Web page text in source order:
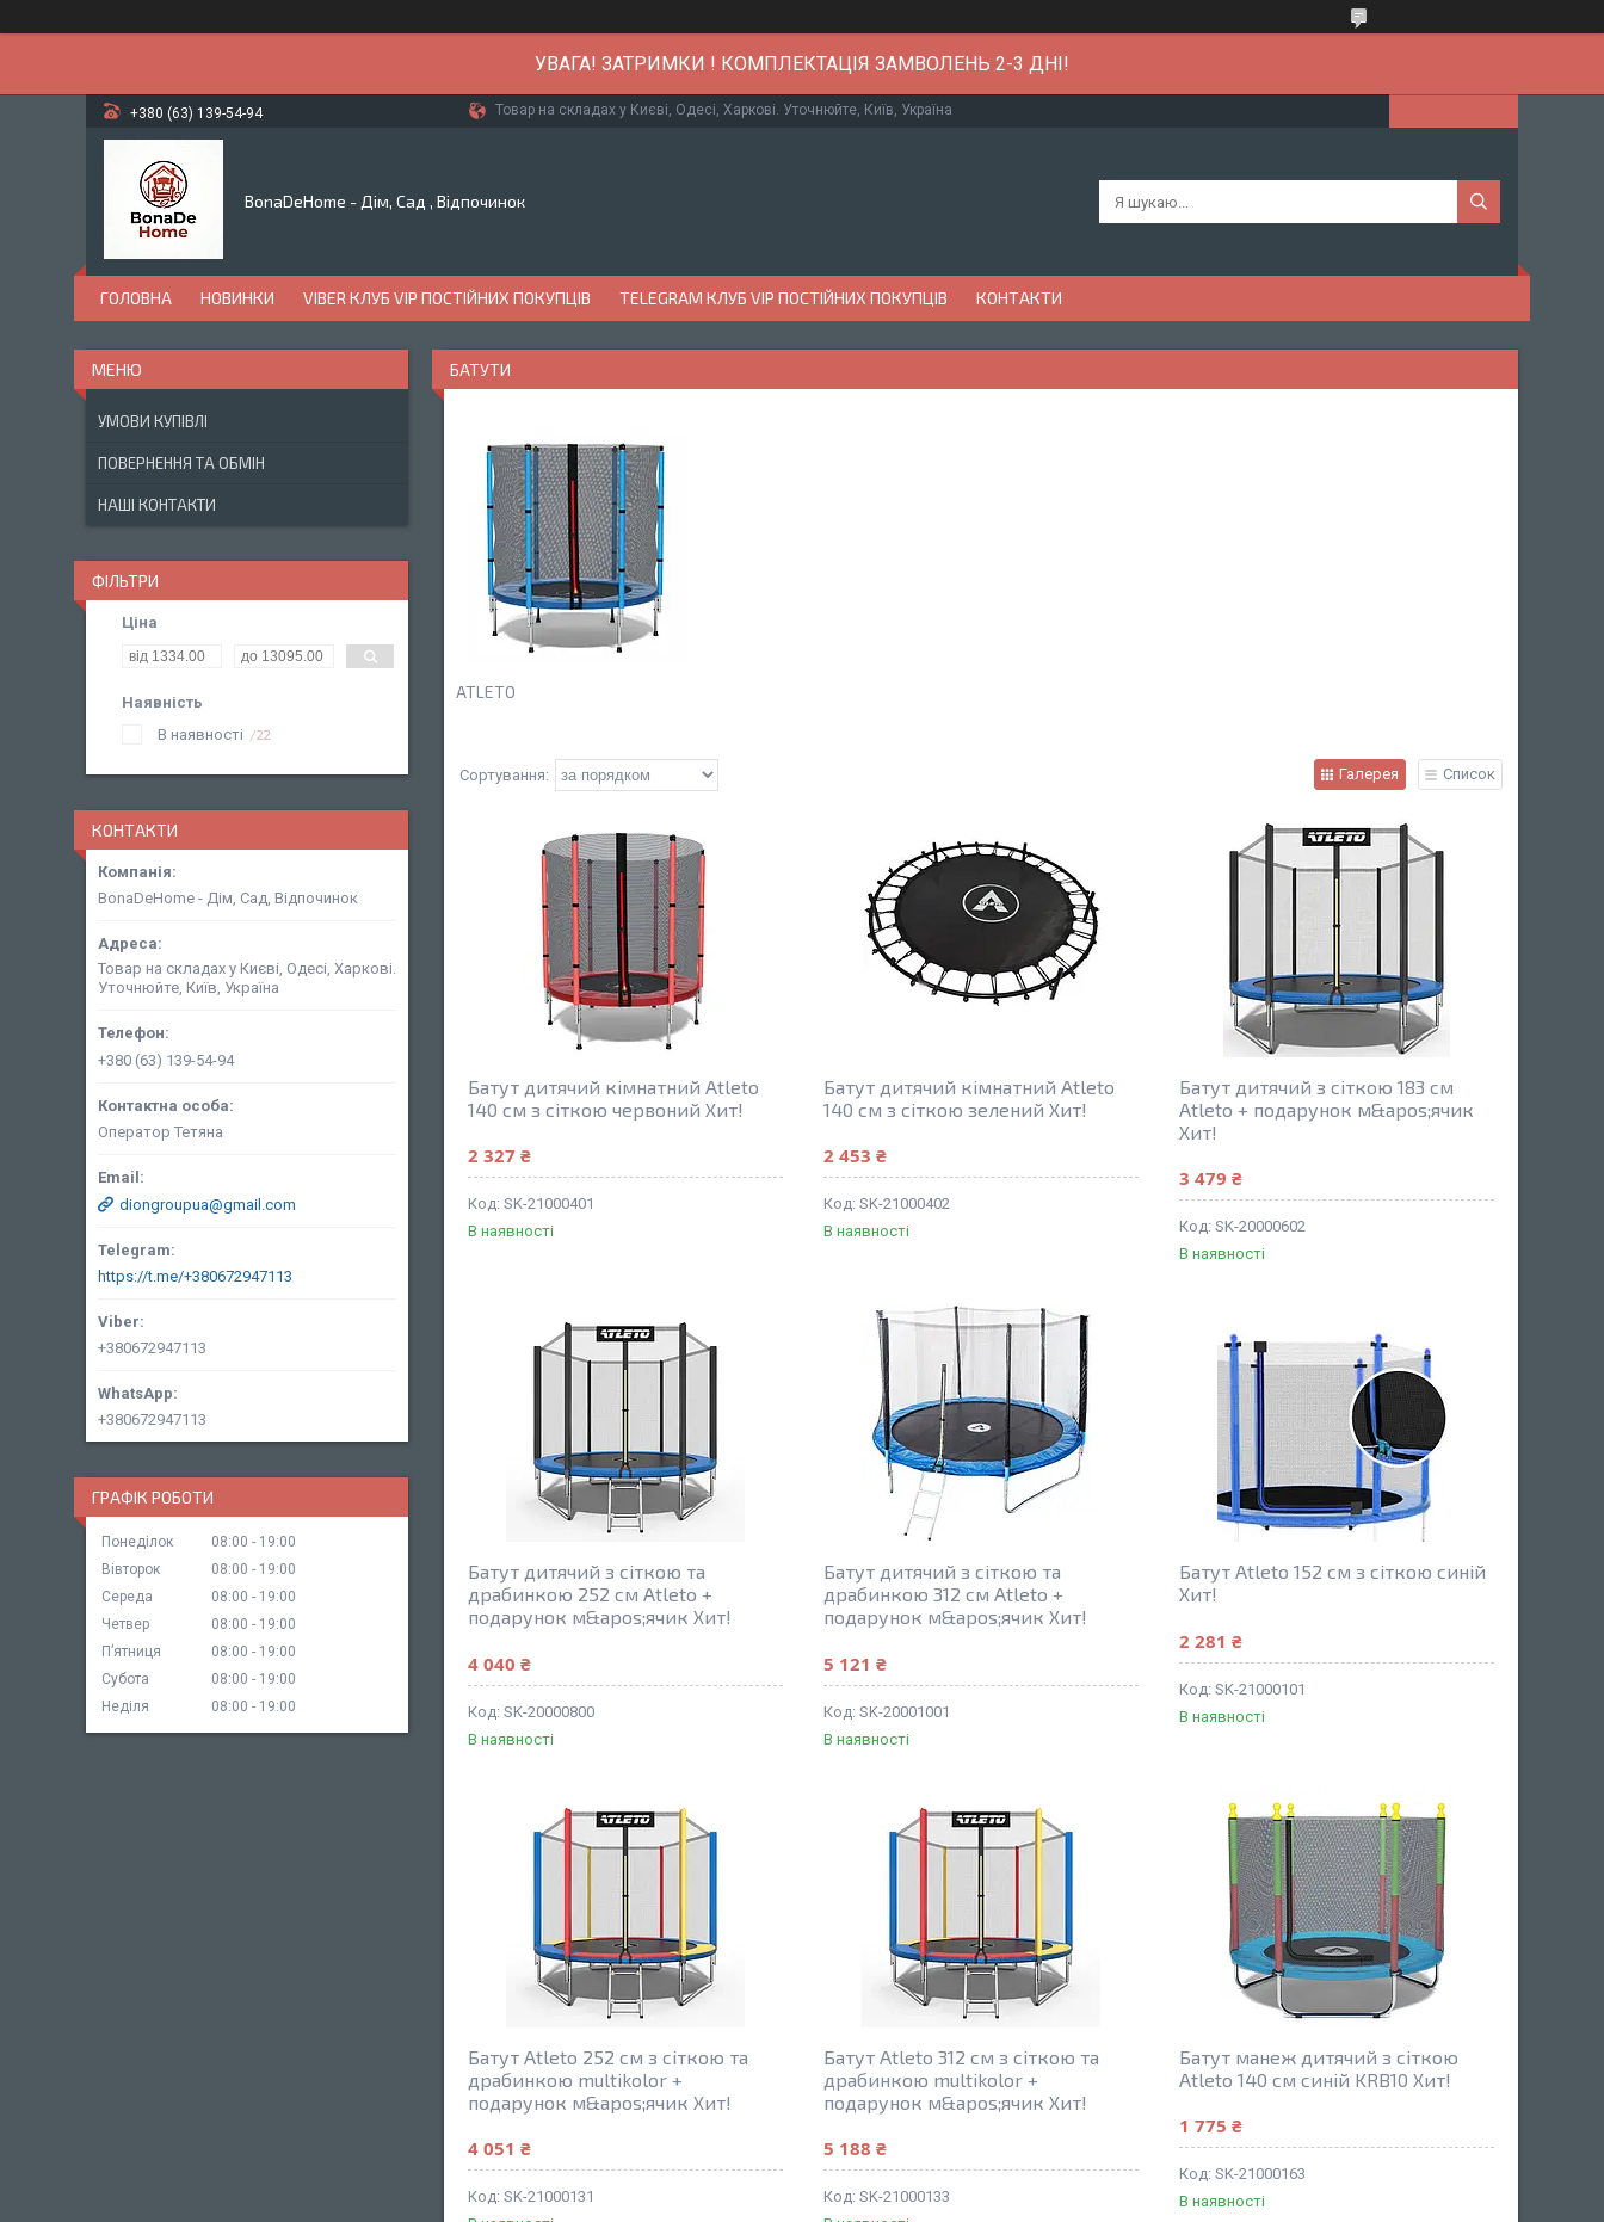
УВАГА! ЗАТРИМКИ ! КОМПЛЕКТАЦІЯ ЗАМВОЛЕНЬ 2-3 ДНІ!
+380 (63) 139-54-94 Товар на складах у Києві, Одесі, Харкові. Уточнюйте, Київ, Україна
BonaDeHome - Дім, Сад , Відпочинок
ГОЛОВНА НОВИНКИ VIBER КЛУБ VIP ПОСТІЙНИХ ПОКУПЦІВ TELEGRAM КЛУБ VIP ПОСТІЙНИХ ПОКУПЦІВ КОНТАКТИ
БАТУТИ
ATLETO
Галерея Список
Батут дитячий кімнатний Atleto
140 см з сіткою червоний Хит!
2 327 ₴
SK-21000401
В наявності
Батут дитячий кімнатний Atleto
140 см з сіткою зелений Хит!
2 453 ₴
SK-21000402
В наявності
Батут дитячий з сіткою 183 см
Atleto + подарунок м&apos;ячик
Хит!
3 479 ₴
SK-20000602
В наявності
Батут дитячий з сіткою та
драбинкою 252 см Atleto +
подарунок м&apos;ячик Хит!
4 040 ₴
SK-20000800
В наявності
Батут дитячий з сіткою та
драбинкою 312 см Atleto +
подарунок м&apos;ячик Хит!
5 121 ₴
SK-20001001
В наявності
Батут Atleto 152 см з сіткою синій
Хит!
2 281 ₴
SK-21000101
В наявності
Батут Atleto 252 см з сіткою та
драбинкою multikolor +
подарунок м&apos;ячик Хит!
4 051 ₴
SK-21000131
Батут Atleto 312 см з сіткою та
драбинкою multikolor +
подарунок м&apos;ячик Хит!
5 188 ₴
SK-21000133
Батут манеж дитячий з сіткою
Atleto 140 см синій KRB10 Хит!
1 775 ₴
SK-21000163
В наявності
УМОВИ КУПІВЛІ
ПОВЕРНЕННЯ ТА ОБМІН
НАШІ КОНТАКТИ
ФІЛЬТРИ
Ціна
Наявність
В наявності
22
КОНТАКТИ
BonaDeHome - Дім, Сад, Відпочинок
Товар на складах у Києві, Одесі, Харкові.
Уточнюйте, Київ, Україна
+380 (63) 139-54-94
Оператор Тетяна
diongroupua@gmail.com
https://t.me/+380672947113
+380672947113
+380672947113
ГРАФІК РОБОТИ
Понеділок 08:00
19:00
Вівторок
08:00
19:00
Середа
08:00
19:00
Четвер
08:00
19:00
Пʼятниця
08:00
19:00
Субота
08:00
19:00
Неділя
08:00 19:00